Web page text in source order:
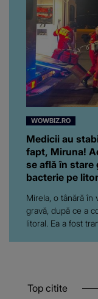
WOWBIZ.RO
Medicii au
fapt, Miruna!
se află în stare
bacterie pe
Mirela, o tânără în
gravă, după ce a
litoral. Ea a fost
Top citite